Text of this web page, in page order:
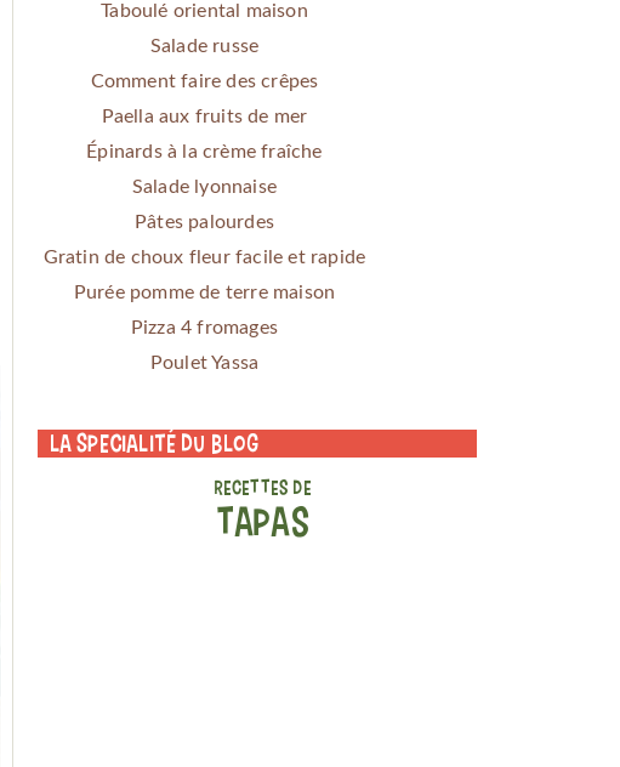
Taboulé oriental maison
Salade russe
Comment faire des crêpes
Paella aux fruits de mer
Épinards à la crème fraîche
Salade lyonnaise
Pâtes palourdes
Gratin de choux fleur facile et rapide
Purée pomme de terre maison
Pizza 4 fromages
Poulet Yassa
La specialité du blog
RECETTES DE
TAPAS